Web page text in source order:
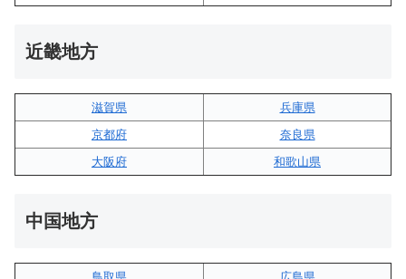
近畿地方
滋賀県
兵庫県
京都府
奈良県
大阪府
和歌山県
中国地方